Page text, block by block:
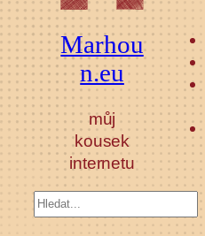
Marhou
n.eu
můj
kousek
internetu
Hledat: